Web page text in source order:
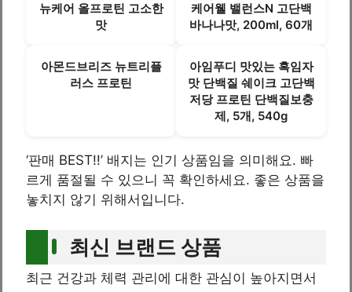
뉴케어 올프로틴 고소한
맛
케어웰 밸런스N 고단백
바나나맛, 200ml, 60개
아몬드브리즈 뉴트리플
러스 프로틴
아임푸디 맛있는 흑임자
맛 단백질 쉐이크 고단백
저당 프로틴 단백질보충
제, 5개, 540g
‘판매 BEST!!’ 배지는 인기 상품임을 의미해요. 빠
르게 품절될 수 있으니 꼭 확인하세요. 좋은 상품을
놓치지 않기 위해서입니다.
최신 브랜드 상품
최근 건강과 체력 관리에 대한 관심이 높아지면서